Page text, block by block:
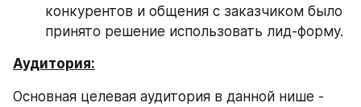
конкурентов и общения с заказчиком было
принято решение использовать лид-форму.
Аудитория:
Основная целевая аудитория в данной нише -